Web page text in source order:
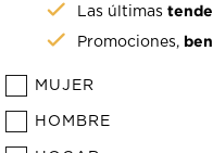
Las últimas
Promociones,
MUJER
HOMBRE